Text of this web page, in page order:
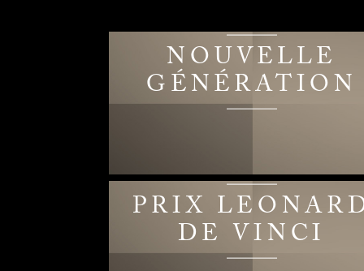
NOUVELLE
GÉNÉRATION
PRIX
DE VINCI